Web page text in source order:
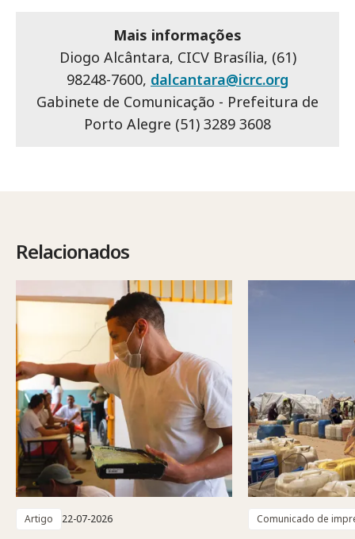
Mais informações
Diogo Alcântara, CICV Brasília, (61)
98248-7600, dalcantara@icrc.org
Gabinete de Comunicação - Prefeitura de
Porto Alegre (51) 3289 3608
Relacionados
Artigo 22-07-2026 Comunicado de